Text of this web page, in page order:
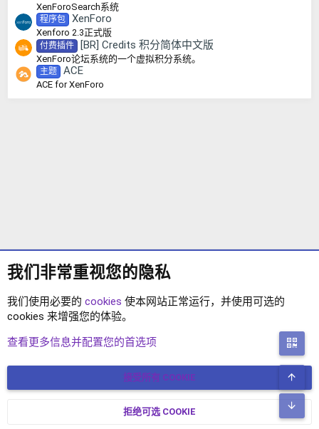
XenForoSearch系统
程序包 XenForo
Xenforo 2.3正式版
付费插件 [BR] Credits 积分简体中文版
XenForo论坛系统的一个虚拟积分系统。
主题 ACE
ACE for XenForo
XENFORO 2.3插件
简体中文 联系我们
© COPYRIGHT 2017-2026 XENFORO中文社区 版权所有 冀ICP备
我们非常重视您的隐私
我们使用必要的 cookies 使本网站正常运行，并使用可选的
cookies 来增强您的体验。
查看更多信息并配置您的首选项
接受所有 COOKIE
拒绝可选 COOKIE